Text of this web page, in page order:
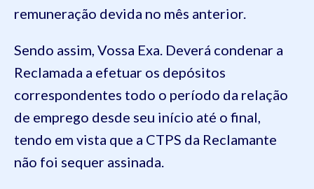
remuneração devida no mês anterior.
Sendo assim, Vossa Exa. Deverá condenar a
Reclamada a efetuar os depósitos
correspondentes todo o período da relação
de emprego desde seu início até o final,
tendo em vista que a CTPS da Reclamante
não foi sequer assinada.